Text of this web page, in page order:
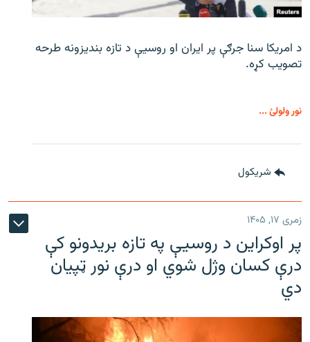
د امریکا سنا جرګې پر ایران او روسیې د تازه بندیزونه طرحه
تصویب کړه.
نور ولولئ ...
شريکول
زمری ۱۷, ۱۴۰۵
پر اوکراین د روسیې په تازه بریدونو کې
درې کسان وژل شوي او درې نور ټپیان
دي